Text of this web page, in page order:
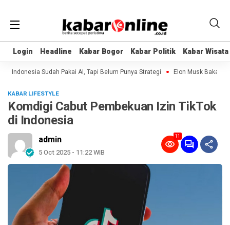
Login Headline Kabar Bogor Kabar Politik Kabar Wisata
Login Headline Kabar Bogor Kabar Politik Kabar Wisata
Sudah Pakai AI, Tapi Belum Punya Strategi Elon Musk Bakal
KABAR LIFESTYLE
Komdigi Cabut Pembekuan Izin TikTok
di Indonesia
admin
5 Oct 2025 - 11:22 WIB
11